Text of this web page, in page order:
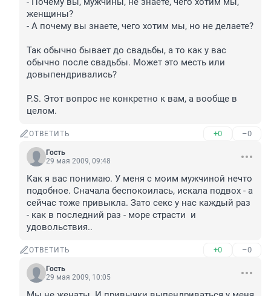
женщины?
- А почему вы знаете, чего хотим мы, но не делаете?
Так обычно бывает до свадьбы, а то как у вас
обычно после свадьбы. Может это месть или
довыпендривались?
P.S. Этот вопрос не конкретно к вам, а вообще в
целом.
ОТВЕТИТЬ +0 –0
Гость
29 мая 2009, 09:48
Как я вас понимаю. У меня с моим мужчиной нечто
подобное. Сначала беспокоилась, искала подвох - а
сейчас тоже привыкла. Зато секс у нас каждый раз
- как в последний раз - море страсти  и
ОТВЕТИТЬ +0 –0
Гость
29 мая 2009, 10:05